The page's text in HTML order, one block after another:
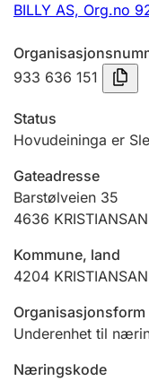
Betaling og
Andre tema
BILLY AS, Org.no
933 636 151
Status
Hovudeininga er
Gateadresse
Barstølveien 35
4636
Kommune, land
4204
Organisasjonsform
Underenhet til
Næringskode